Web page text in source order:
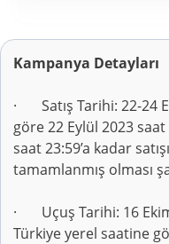
Kampanya Detayları
· Satış Tarihi: 22-24
göre 22 Eylül 2023
saat 23:59’a kadar
tamamlanmış olması
· Uçuş Tarihi: 16
Türkiye yerel saatine